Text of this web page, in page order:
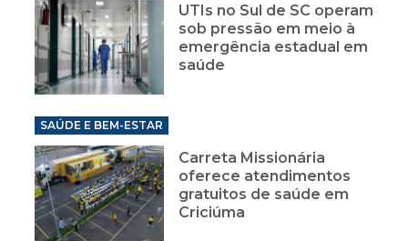
UTIs no Sul de SC operam
sob pressão em meio à
emergência estadual em
saúde
SAÚDE E BEM-ESTAR
Carreta Missionária
oferece atendimentos
gratuitos de saúde em
Criciúma